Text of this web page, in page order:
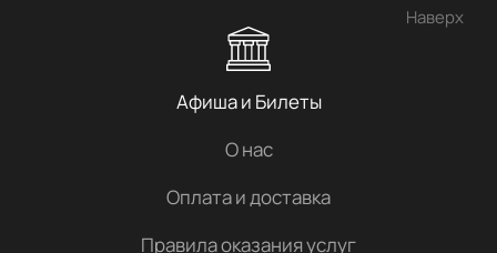
Наверх
Афиша и Билеты
О нас
Оплата и доставка
Правила оказания услуг